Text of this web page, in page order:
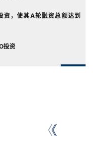
资，使其A轮融资总额达到
投资